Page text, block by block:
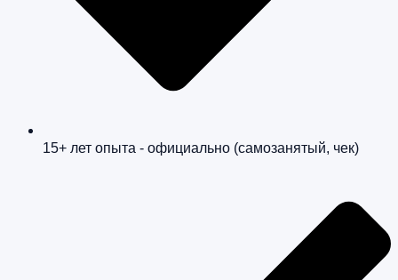
15+ лет опыта - официально (самозанятый, чек)